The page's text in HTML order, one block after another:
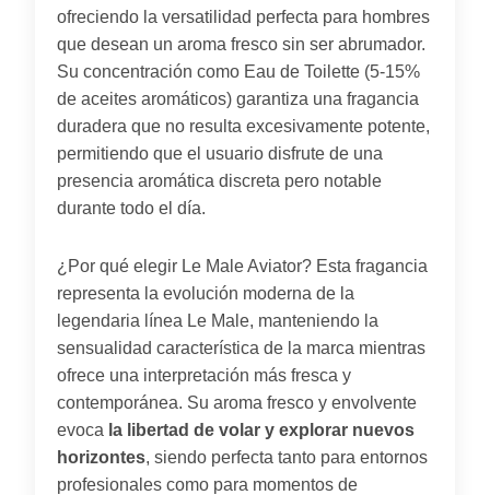
ofreciendo la versatilidad perfecta para hombres
que desean un aroma fresco sin ser abrumador.
Su concentración como Eau de Toilette (5-15%
de aceites aromáticos) garantiza una fragancia
duradera que no resulta excesivamente potente,
permitiendo que el usuario disfrute de una
presencia aromática discreta pero notable
durante todo el día.
¿Por qué elegir Le Male Aviator? Esta fragancia
representa la evolución moderna de la
legendaria línea Le Male, manteniendo la
sensualidad característica de la marca mientras
ofrece una interpretación más fresca y
contemporánea. Su aroma fresco y envolvente
evoca la libertad de volar y explorar nuevos
horizontes, siendo perfecta tanto para entornos
profesionales como para momentos de